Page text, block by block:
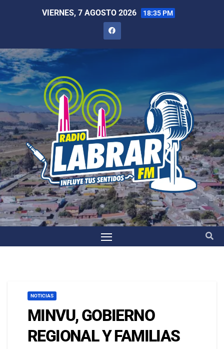
VIERNES, 7 AGOSTO 2026 18:35 PM
NOTICIAS
MINVU, GOBIERNO
REGIONAL Y FAMILIAS